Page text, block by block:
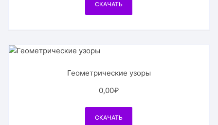
СКАЧАТЬ
Геометрические узоры
0,00₽
СКАЧАТЬ